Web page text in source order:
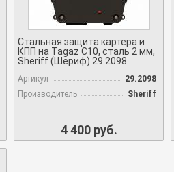
Стальная защита картера и
КПП на Tagaz C10, сталь 2 мм,
Sheriff (Шериф) 29.2098
Артикул
29.2098
Производитель
Sheriff
4 400 руб.